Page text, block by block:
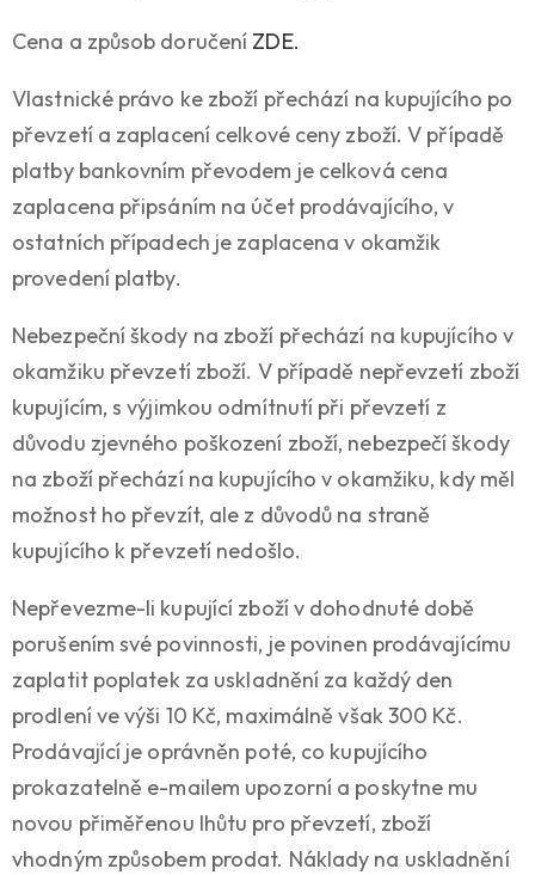
Cena a způsob doručení ZDE.
Vlastnické právo ke zboží přechází na kupujícího po
převzetí a zaplacení celkové ceny zboží. V případě
platby bankovním převodem je celková cena
zaplacena připsáním na účet prodávajícího, v
ostatních případech je zaplacena v okamžik
provedení platby.
Nebezpeční škody na zboží přechází na kupujícího v
okamžiku převzetí zboží. V případě nepřevzetí zboží
kupujícím, s výjimkou odmítnutí při převzetí z
důvodu zjevného poškození zboží, nebezpečí škody
na zboží přechází na kupujícího v okamžiku, kdy měl
možnost ho převzít, ale z důvodů na straně
kupujícího k převzetí nedošlo.
Nepřevezme-li kupující zboží v dohodnuté době
porušením své povinnosti, je povinen prodávajícímu
zaplatit poplatek za uskladnění za každý den
prodlení ve výši 10 Kč, maximálně však 300 Kč.
Prodávající je oprávněn poté, co kupujícího
prokazatelně e-mailem upozorní a poskytne mu
novou přiměřenou lhůtu pro převzetí, zboží
vhodným způsobem prodat. Náklady na uskladnění